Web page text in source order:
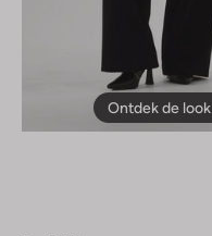
Ontdek de look